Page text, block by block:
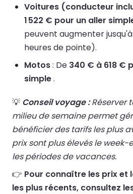
Voitures (conducteur
1 522 € pour un aller
peuvent augmenter jusqu'à
heures de pointe).
Motos: De 340 € à 618 €
simple.
💡 Conseil voyage :Réserver
milieu de semaine permet
bénéficier des tarifs les plus
prix sont plus élevés le
les périodes de vacances.
👉 Pour connaître les prix et
les plus récents, consultez